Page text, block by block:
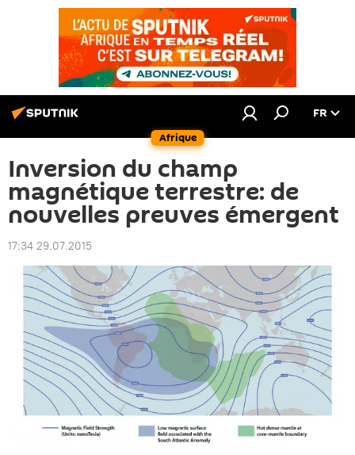
Afrique
FR
Inversion du champ
magnétique terrestre: de
nouvelles preuves émergent
17:34 29.07.2015